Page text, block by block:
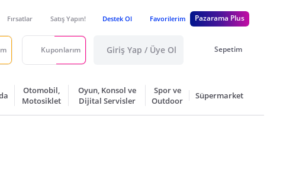
Fırsatlar Satış Yapın! Destek Ol Favorilerim Pazarama Plus
Kuponlarım Giriş Yap / Üye Ol Sepetim
Otomobil,
Motosiklet
Oyun, Konsol ve
Dijital Servisler
Spor ve
Outdoor
Süpermarket